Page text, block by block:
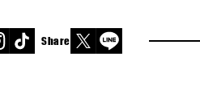
Share